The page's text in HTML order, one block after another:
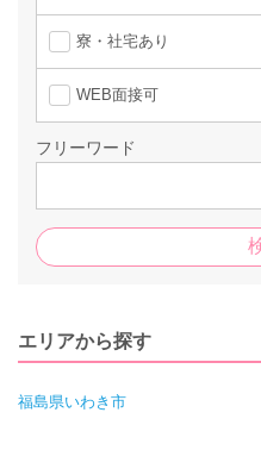
寮・社宅あり
WEB面接可
フリーワード
エリアから探す
福島県いわき市